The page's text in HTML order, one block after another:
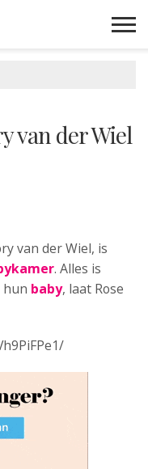
van der Wiel
van der Wiel, is
. Alles is
hun baby, laat Rose